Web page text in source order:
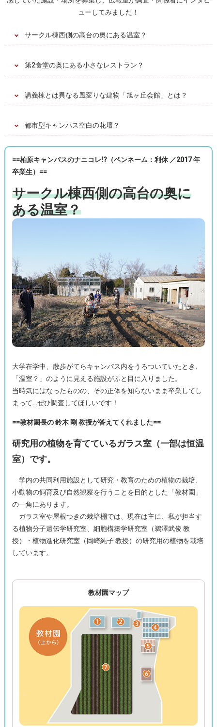
ューしてみました！
サークル棟西側の高台の奥にある温室？
第2食堂の奥にある小さなレストラン？
講義棟とは異なる風変りな建物「旭ヶ丘会館」とは？
都市型キャンパス空白の花壇？
==柏原キャンパスのナニコレ!?（ペンネーム：利休 ／2017 年
卒業生） ==
サークル棟西側の高台の奥に
ある温室？
大学在学中、散歩がてらキャンパス内をうろついていたとき、
「温室？」のように見える施設がふと目に入りました。
当時気にはなったものの、その正体を知らないまま卒業してし
まって…ぜひ調査してほしいです！
==教材園長の 鈴木 剛 教授が答えてくれました==
研究用の植物を育てているガラス室（一部は恒温
室）です。
学内の共同利用施設として研究・教育のための植物の栽培、
小動物の飼育及び自然観察を行うことを目的とした「教材園」
の一角にあります。
ガラス室や屋根つきの栽培棚では、現在は主に、私が担当す
る植物分子遺伝学研究室、細胞構築学研究室（鵜澤武俊 教
授）・植物進化研究室（岡崎純子 教授）の研究用の植物を栽培
しています。
教材園マップ